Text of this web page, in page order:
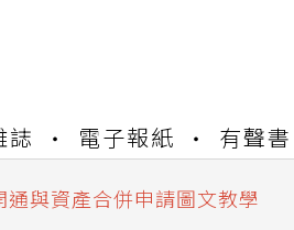
誌 電子報紙 有聲書
與書櫃開通申請
通與資產合併申請圖文教學